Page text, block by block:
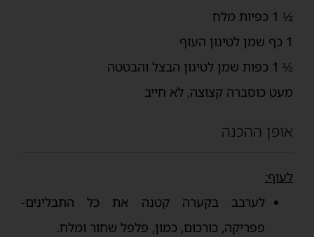
½ 1 כפיות מלח
1 כף שמן לטיגון העוף
½ 1 כפות שמן לטיגון הבצל והבטטה
מעט כוסברה קצוצה, לא חייב
אופן ההכנה
לעוף:
לערבב בקערה קטנה את כל התבלינים-
פפריקה, כורכום, כמון, פלפל שחור ומלח.